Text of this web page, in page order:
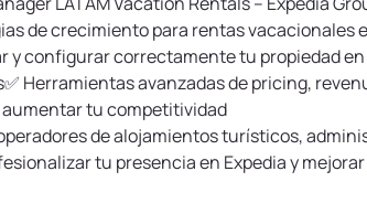
de crecimiento para rentas vacacionales
y configurar correctamente tu propiedad
Herramientas avanzadas de pricing,
tu competitividad
de alojamientos turísticos,
tu presencia en Expedia y